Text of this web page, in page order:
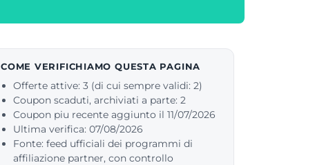
COME VERIFICHIAMO QUESTA PAGINA
Offerte attive: 3 (di cui sempre validi: 2)
Coupon scaduti, archiviati a parte: 2
Coupon piu recente aggiunto il 11/07/2026
Ultima verifica: 07/08/2026
Fonte: feed ufficiali dei programmi di
affiliazione partner, con controllo